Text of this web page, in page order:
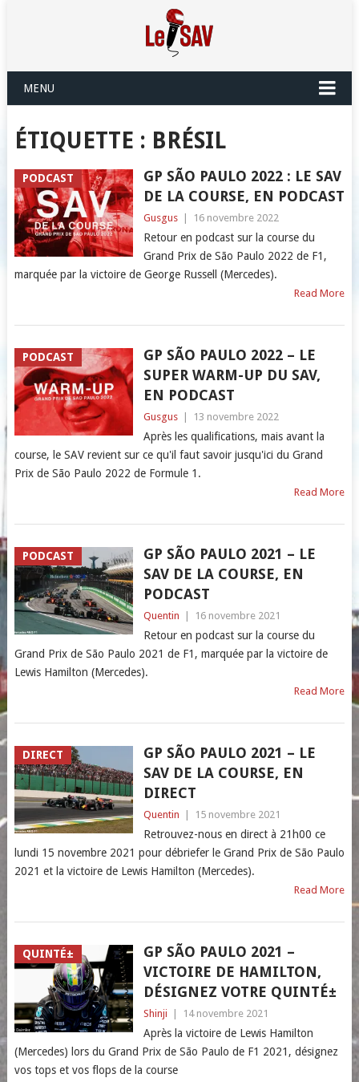
MENU
ÉTIQUETTE : BRÉSIL
PODCAST
GP SÃO PAULO 2022 : LE SAV
DE LA COURSE, EN PODCAST
Gusgus 16 novembre 2022
Retour en podcast sur la course du
Grand Prix de São Paulo 2022 de F1,
marquée par la victoire de George Russell (Mercedes).
Read More
PODCAST
GP SÃO PAULO 2022 – LE
SUPER WARM-UP DU SAV,
EN PODCAST
Gusgus 13 novembre 2022
Après les qualifications, mais avant la
course, le SAV revient sur ce qu'il faut savoir jusqu'ici du Grand
Prix de São Paulo 2022 de Formule 1.
Read More
PODCAST
GP SÃO PAULO 2021 – LE
SAV DE LA COURSE, EN
PODCAST
Quentin 16 novembre 2021
Retour en podcast sur la course du
Grand Prix de São Paulo 2021 de F1, marquée par la victoire de
Lewis Hamilton (Mercedes).
Read More
DIRECT
GP SÃO PAULO 2021 – LE
SAV DE LA COURSE, EN
DIRECT
Quentin 15 novembre 2021
Retrouvez-nous en direct à 21h00 ce
lundi 15 novembre 2021 pour débriefer le Grand Prix de São Paulo
2021 et la victoire de Lewis Hamilton (Mercedes).
Read More
QUINTÉ±
GP SÃO PAULO 2021 –
VICTOIRE DE HAMILTON,
DÉSIGNEZ VOTRE QUINTÉ±
Shinji 14 novembre 2021
Après la victoire de Lewis Hamilton
(Mercedes) lors du Grand Prix de São Paulo de F1 2021, désignez
vos tops et vos flops de la course